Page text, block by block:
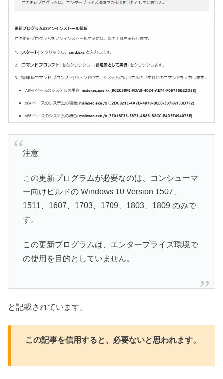
注意
この更新プログラムが必要なのは、コンシューマ
ー向けビルドの Windows 10 Version 1507、
1511、1607、1703、1709、1803、1809 のみで
す。
この更新プログラムは、エンタープライズ環境で
の使用を目的としていません。
と記載されています。
この記事を信用すると、必要ないと思われます。